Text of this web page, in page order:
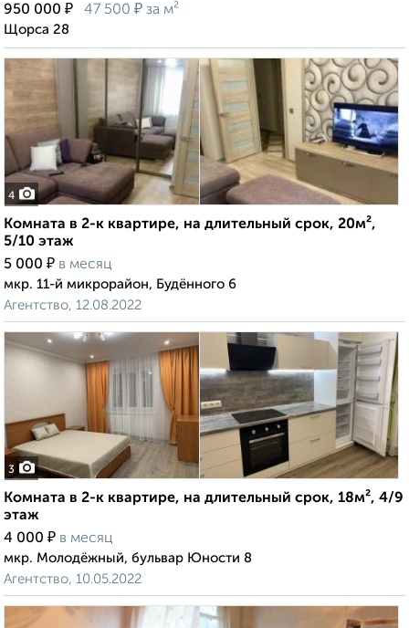
950 000 ₽ 47 500 ₽ за м²
Щорса 28
4
Комната в 2-к квартире, на длительный срок, 20м²,
5/10 этаж
5 000 ₽ в месяц
мкр. 11-й микрорайон, Будённого 6
Агентство, 12.08.2022
3
Комната в 2-к квартире, на длительный срок, 18м², 4/9
этаж
4 000 ₽ в месяц
мкр. Молодёжный, бульвар Юности 8
Агентство, 10.05.2022